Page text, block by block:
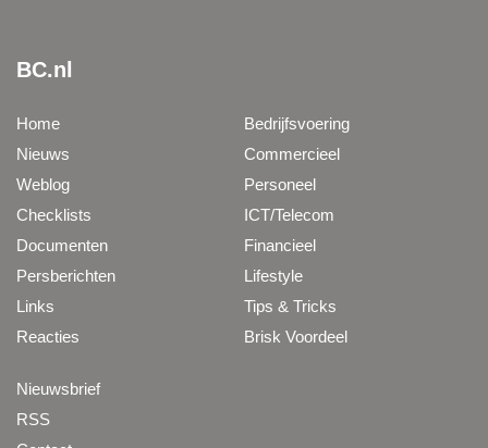
BC.nl
Home
Nieuws
Weblog
Checklists
Documenten
Persberichten
Links
Reacties
Bedrijfsvoering
Commercieel
Personeel
ICT/Telecom
Financieel
Lifestyle
Tips & Tricks
Brisk Voordeel
Nieuwsbrief
RSS